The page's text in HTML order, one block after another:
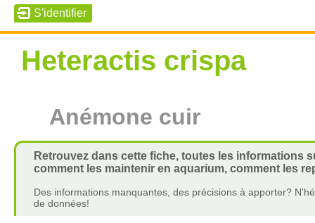
Heteractis crispa
Anémone cuir
Retrouvez dans cette fiche, toutes les informations
comment les maintenir en aquarium, comment les
Des informations manquantes, des précisions à apporter?
de données!